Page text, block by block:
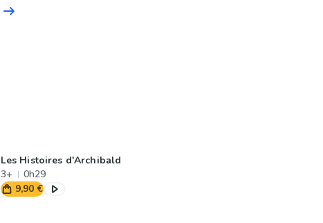
Les Histoires d'Archibald
3+
0h29
9,90 €